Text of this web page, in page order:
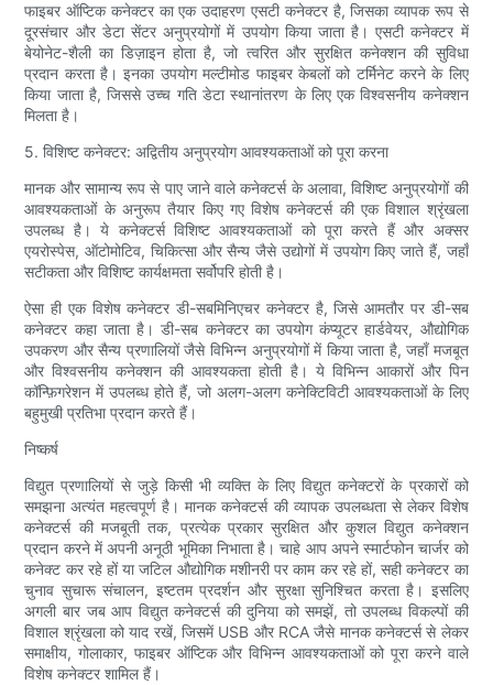
फाइबर ऑप्टिक कनेक्टर का एक उदाहरण एसटी कनेक्टर है, जिसका व्यापक रूप से
दूरसंचार और डेटा सेंटर अनुप्रयोगों में उपयोग किया जाता है। एसटी कनेक्टर में
बेयोनेट-शैली का डिज़ाइन होता है, जो त्वरित और सुरक्षित कनेक्शन की सुविधा
प्रदान करता है। इनका उपयोग मल्टीमोड फाइबर केबलों को टर्मिनेट करने के लिए
किया जाता है, जिससे उच्च गति डेटा स्थानांतरण के लिए एक विश्वसनीय कनेक्शन
मिलता है।
5. विशिष्ट कनेक्टर: अद्वितीय अनुप्रयोग आवश्यकताओं को पूरा करना
मानक और सामान्य रूप से पाए जाने वाले कनेक्टर्स के अलावा, विशिष्ट अनुप्रयोगों की
आवश्यकताओं के अनुरूप तैयार किए गए विशेष कनेक्टर्स की एक विशाल श्रृंखला
उपलब्ध है। ये कनेक्टर्स विशिष्ट आवश्यकताओं को पूरा करते हैं और अक्सर
एयरोस्पेस, ऑटोमोटिव, चिकित्सा और सैन्य जैसे उद्योगों में उपयोग किए जाते हैं, जहाँ
सटीकता और विशिष्ट कार्यक्षमता सर्वोपरि होती है।
ऐसा ही एक विशेष कनेक्टर डी-सबमिनिएचर कनेक्टर है, जिसे आमतौर पर डी-सब
कनेक्टर कहा जाता है। डी-सब कनेक्टर का उपयोग कंप्यूटर हार्डवेयर, औद्योगिक
उपकरण और सैन्य प्रणालियों जैसे विभिन्न अनुप्रयोगों में किया जाता है, जहाँ मजबूत
और विश्वसनीय कनेक्शन की आवश्यकता होती है। ये विभिन्न आकारों और पिन
कॉन्फ़िगरेशन में उपलब्ध होते हैं, जो अलग-अलग कनेक्टिविटी आवश्यकताओं के लिए
बहुमुखी प्रतिभा प्रदान करते हैं।
निष्कर्ष
विद्युत प्रणालियों से जुड़े किसी भी व्यक्ति के लिए विद्युत कनेक्टरों के प्रकारों को
समझना अत्यंत महत्वपूर्ण है। मानक कनेक्टर्स की व्यापक उपलब्धता से लेकर विशेष
कनेक्टर्स की मजबूती तक, प्रत्येक प्रकार सुरक्षित और कुशल विद्युत कनेक्शन
प्रदान करने में अपनी अनूठी भूमिका निभाता है। चाहे आप अपने स्मार्टफोन चार्जर को
कनेक्ट कर रहे हों या जटिल औद्योगिक मशीनरी पर काम कर रहे हों, सही कनेक्टर का
चुनाव सुचारू संचालन, इष्टतम प्रदर्शन और सुरक्षा सुनिश्चित करता है। इसलिए
अगली बार जब आप विद्युत कनेक्टर्स की दुनिया को समझें, तो उपलब्ध विकल्पों की
विशाल श्रृंखला को याद रखें, जिसमें USB और RCA जैसे मानक कनेक्टर्स से लेकर
समाक्षीय, गोलाकार, फाइबर ऑप्टिक और विभिन्न आवश्यकताओं को पूरा करने वाले
विशेष कनेक्टर शामिल हैं।